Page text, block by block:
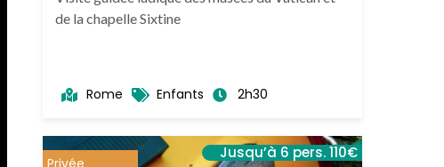
de la chapelle Sixtine
Rome Enfants 2h30
Jusqu’à 6 pers. 110€